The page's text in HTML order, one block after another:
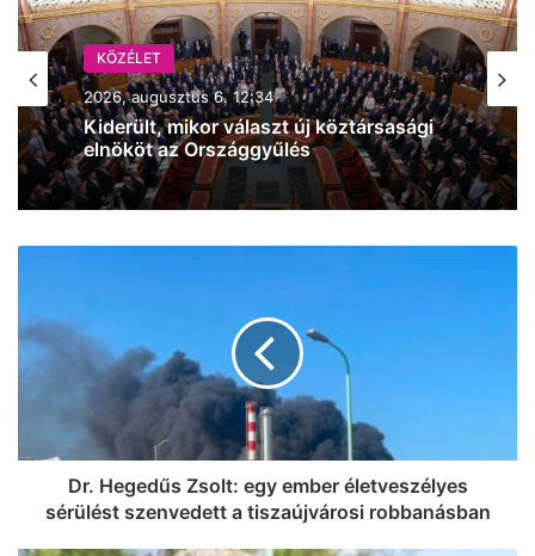
KÖZÉLET
2026, augusztus 6. 12:34
Kiderült, mikor választ új köztársasági
elnököt az Országgyűlés
KÖZÉLET
2026, augusztus 6. 08:29
egy
ember
szenvedett
a
tiszaújvárosi
robbanásban
Dr. Hegedűs Zsolt: egy ember életveszélyes
sérülést szenvedett a tiszaújvárosi robbanásban